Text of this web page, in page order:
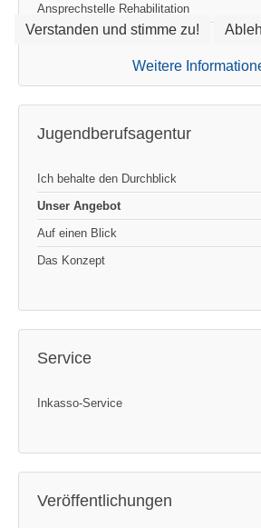
Ansprechstelle Rehabilitation
Datenschutzbeauftragter
Jugendberufsagentur
Ich behalte den Durchblick
Unser Angebot
Auf einen Blick
Das Konzept
Service
Inkasso-Service
Veröffentlichungen
Verstanden und stimme zu!
Weitere